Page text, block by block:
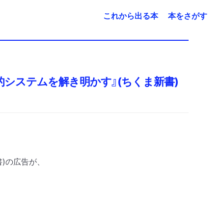
これから出る本 本をさがす
ステムを解き明かす』(ちくま新書)
)の広告が、